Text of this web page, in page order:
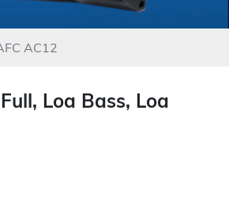
AC12
Loa Bass, Loa